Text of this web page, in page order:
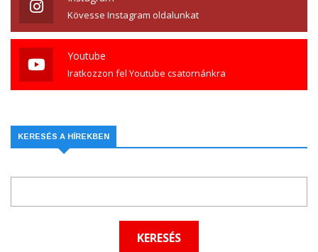
Kövesse Instagram oldalunkat
Youtube
Iratkozzon fel Youtube csatornánkra
KERESÉS A HÍREKBEN